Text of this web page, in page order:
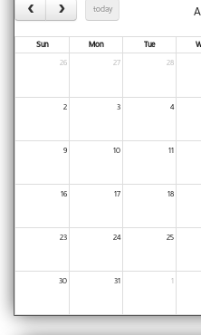
today
Sun Mon Tue
26
27 28
2 3 4
9 10 11
16 17 18
23 24 25
30 31 1